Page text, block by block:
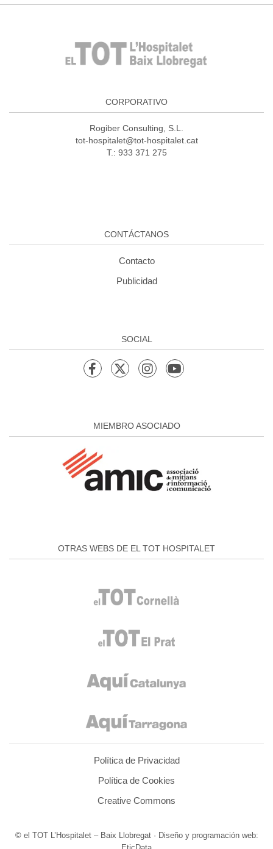
CORPORATIVO
Rogiber Consulting, S.L.
tot-hospitalet@tot-hospitalet.cat
T.: 933 371 275
CONTÁCTANOS
Contacto
Publicidad
SOCIAL
MIEMBRO ASOCIADO
OTRAS WEBS DE EL TOT HOSPITALET
Política de Privacidad
Política de Cookies
Creative Commons
© el TOT L’Hospitalet – Baix Llobregat · Diseño y programación web: